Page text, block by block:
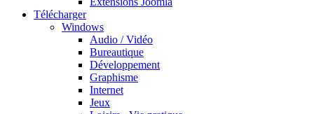
Télécharger
Windows
Audio / Vidéo
Bureautique
Développement
Graphisme
Internet
Jeux